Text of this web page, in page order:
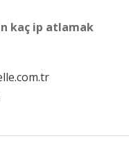
kaç ip atlamak